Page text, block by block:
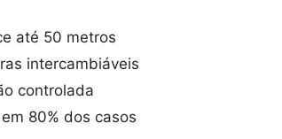
até 50 metros
intercambiáveis
controlada
80% dos casos